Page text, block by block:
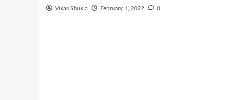
Vikas Shukla February 1, 2022 0